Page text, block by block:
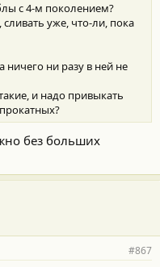
с 4-м поколением?
сливать уже, что-ли, пока
ничего ни разу в ней не
и надо привыкать
без больших
#867